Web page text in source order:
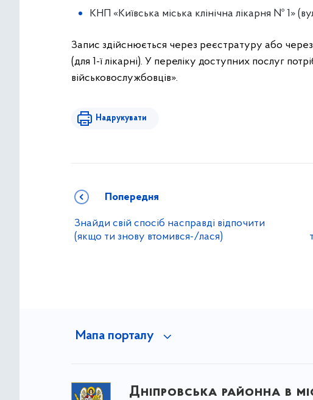
КНП «Київська міська клінічна лікарня № 1»
Запис здійснюється через реєстратуру або
(для 1-ї лікарні). У переліку доступних послуг
військовослужбовців».
Надрукувати
Попередня
Знайди свій спосіб насправді відпочити
(якщо ти знову втомився-/лася)
Мапа порталу
Дніпровська районна в